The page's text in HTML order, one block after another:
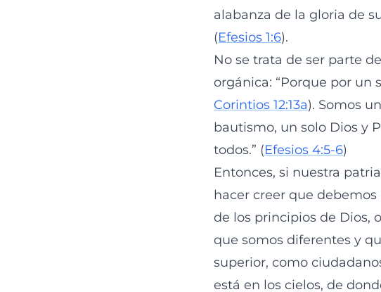
alabanza de la gloria de
(Efesios 1:6).
No se trata de ser parte
orgánica: “Porque por un
Corintios 12:13a). Somos
bautismo, un solo Dios y
todos.” (Efesios 4:5-6)
Entonces, si nuestra
hacer creer que
de los principios de Dios,
que somos diferentes y
superior, como
está en los cielos, de